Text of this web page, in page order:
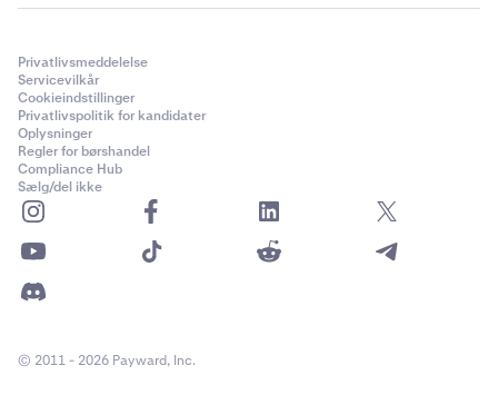
Privatlivsmeddelelse
Servicevilkår
Cookieindstillinger
Privatlivspolitik for kandidater
Oplysninger
Regler for børshandel
Compliance Hub
Sælg/del ikke
© 2011 - 2026 Payward, Inc.